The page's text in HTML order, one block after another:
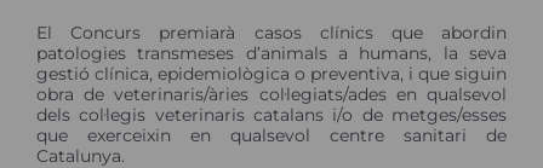
El Concurs premiarà casos clínics que abordin
patologies transmeses d’animals a humans, la seva
gestió clínica, epidemiològica o preventiva, i que siguin
obra de veterinaris/àries col·legiats/ades en qualsevol
dels col·legis veterinaris catalans i/o de metges/esses
que exerceixin en qualsevol centre sanitari de
Catalunya.